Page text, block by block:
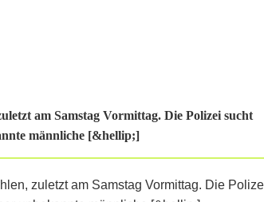
am Samstag Vormittag. Die Polizei sucht
männliche [&hellip;]